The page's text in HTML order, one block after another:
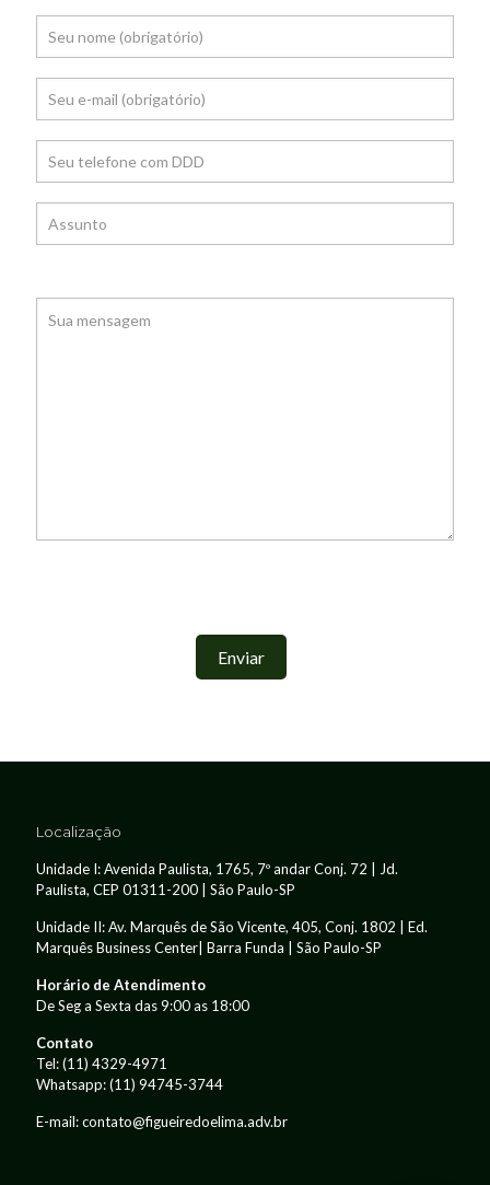
Localização
Unidade I: Avenida Paulista, 1765, 7º andar Conj. 72 | Jd.
Paulista, CEP 01311-200 | São Paulo-SP
Unidade II: Av. Marquês de São Vicente, 405, Conj. 1802 | Ed.
Marquês Business Center| Barra Funda | São Paulo-SP
Horário de Atendimento
De Seg a Sexta das 9:00 as 18:00
Contato
Tel:(11) 4329-4971
Whatsapp:(11) 94745-3744
E-mail: contato@figueiredoelima.adv.br